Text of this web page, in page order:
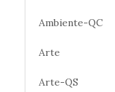
Ambiente-QC
Arte
Arte-QS